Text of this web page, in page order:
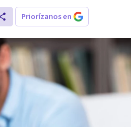
Priorízanos en